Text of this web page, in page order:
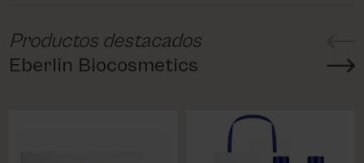
Productos destacados
Eberlin Biocosmetics